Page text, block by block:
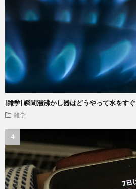
[雑学] 瞬間湯沸かし器はどうやって水をす
雑学